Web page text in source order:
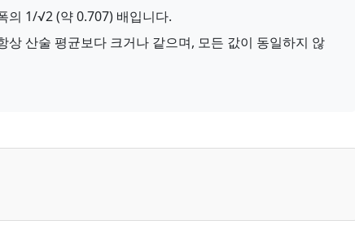
의 1/√2 (약 0.707) 배입니다.
상 산술 평균보다 크거나 같으며, 모든 값이 동일하지 않